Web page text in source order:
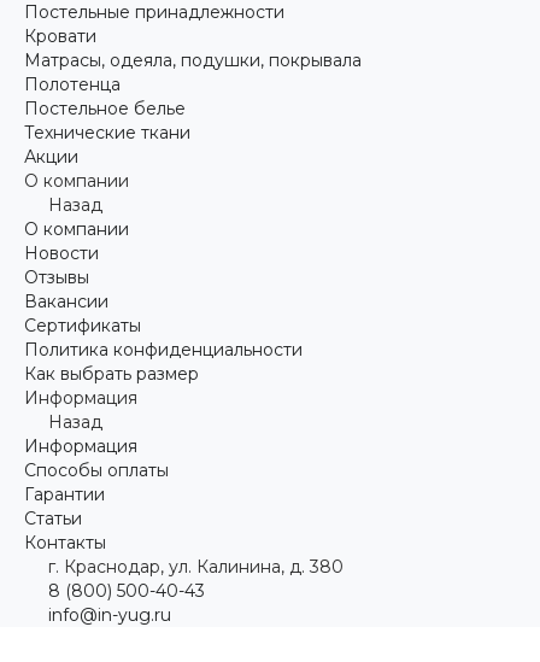
Постельные принадлежности
Кровати
Матрасы, одеяла, подушки, покрывала
Полотенца
Постельное белье
Технические ткани
Акции
О компании
Назад
О компании
Новости
Отзывы
Вакансии
Сертификаты
Политика конфиденциальности
Как выбрать размер
Информация
Назад
Информация
Способы оплаты
Гарантии
Статьи
Контакты
г. Краснодар, ул. Калинина, д. 380
8 (800) 500-40-43
info@in-yug.ru